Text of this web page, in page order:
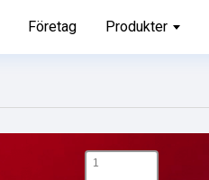
Företag Produkter